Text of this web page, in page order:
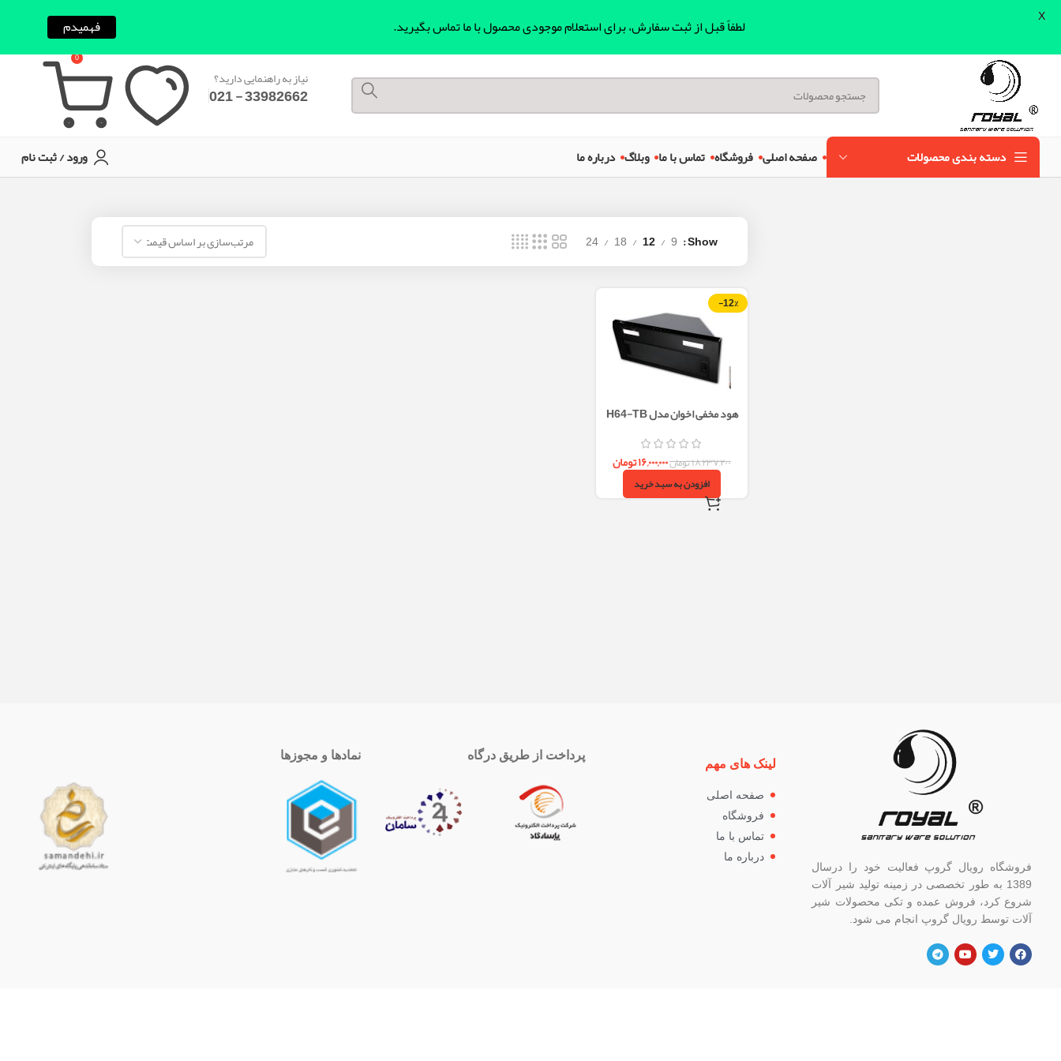
نیاز به راهنمایی دارید؟
33982662 - 021
0
دسته بندی محصولات صفحه اصلی فروشگاه تماس با ما وبلاگ درباره ما ورود / ثبت نام
Show
9
12
18
24
-12%
هود مخفی اخوان مدل H64-TB
۱۸,۲۳۷,۲۰۰تومان۱۶,۰۰۰,۰۰۰تومان
افزودن به سبد خرید
فروشگاه رویال گروپ فعالیت خود را درسال
1389 به طور تخصصی در زمینه تولید شیر آلات
شروع کرد، فروش عمده و تکی محصولات شیر
آلات توسط رویال گروپ انجام می شود.
لینک های مهم
صفحه اصلی
فروشگاه
تماس با ما
درباره ما
پرداخت از طریق درگاه نمادها و مجوزها
لطفاً قبل از ثبت سفارش، برای استعلام موجودی محصول با ما تماس بگیرید. فهمیدم X